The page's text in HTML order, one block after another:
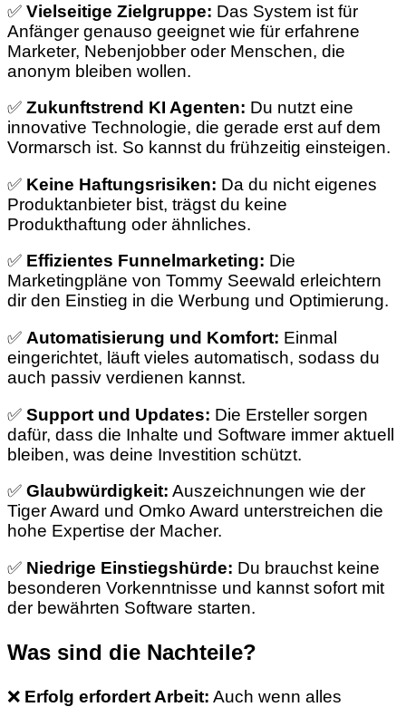
✅ Vielseitige Zielgruppe: Das System ist für
Anfänger genauso geeignet wie für erfahrene
Marketer, Nebenjobber oder Menschen, die
anonym bleiben wollen.
✅ Zukunftstrend KI Agenten: Du nutzt eine
innovative Technologie, die gerade erst auf dem
Vormarsch ist. So kannst du frühzeitig einsteigen.
✅ Keine Haftungsrisiken: Da du nicht eigenes
Produktanbieter bist, trägst du keine
Produkthaftung oder ähnliches.
✅ Effizientes Funnelmarketing: Die
Marketingpläne von Tommy Seewald erleichtern
dir den Einstieg in die Werbung und Optimierung.
✅ Automatisierung und Komfort: Einmal
eingerichtet, läuft vieles automatisch, sodass du
auch passiv verdienen kannst.
✅ Support und Updates: Die Ersteller sorgen
dafür, dass die Inhalte und Software immer aktuell
bleiben, was deine Investition schützt.
✅ Glaubwürdigkeit: Auszeichnungen wie der
Tiger Award und Omko Award unterstreichen die
hohe Expertise der Macher.
✅ Niedrige Einstiegshürde: Du brauchst keine
besonderen Vorkenntnisse und kannst sofort mit
der bewährten Software starten.
Was sind die Nachteile?
❌ Erfolg erfordert Arbeit: Auch wenn alles